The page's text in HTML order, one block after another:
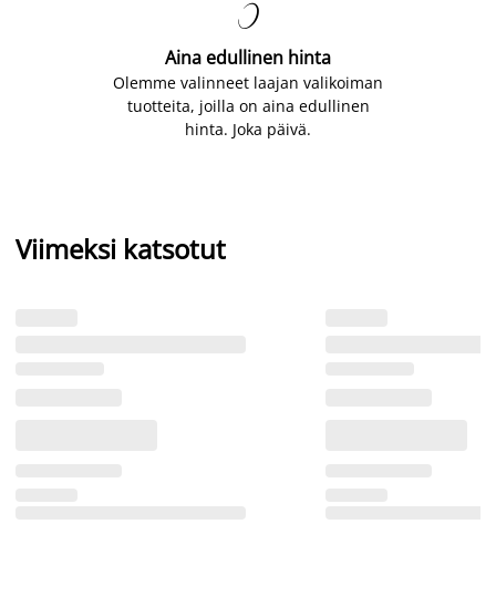

Aina edullinen hinta
Olemme valinneet laajan valikoiman
tuotteita, joilla on aina edullinen
hinta. Joka päivä.
Viimeksi katsotut